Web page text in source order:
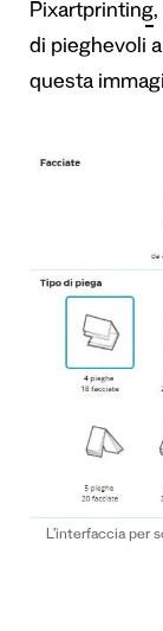
Pixartprinting
di pieghevoli
questa
L’interfaccia per